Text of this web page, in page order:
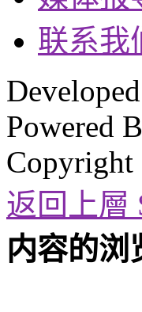
联系我
Powered
Copyright
返回上層
内容的浏